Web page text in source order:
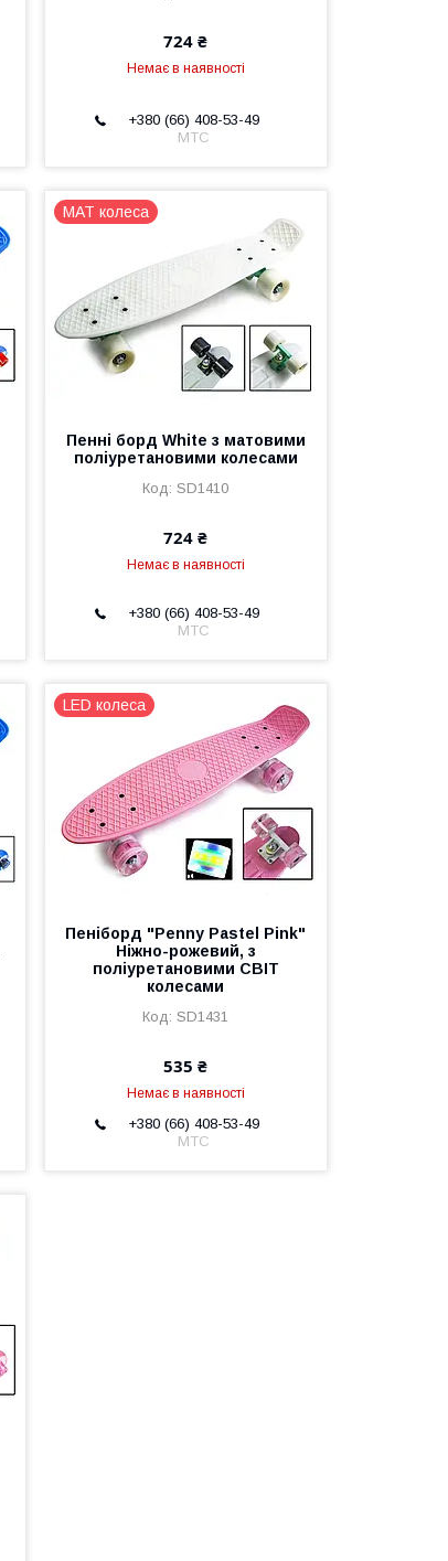
724 ₴
Немає в наявності
+380 (66) 408-53-49
МТС
MAT колеса
Пенні борд White з матовими
поліуретановими колесами
SD1410
724 ₴
Немає в наявності
+380 (66) 408-53-49
МТС
LED колеса
Пеніборд "Penny Pastel Pink"
Ніжно-рожевий, з
поліуретановими СВІТ
колесами
SD1431
535 ₴
Немає в наявності
+380 (66) 408-53-49
МТС